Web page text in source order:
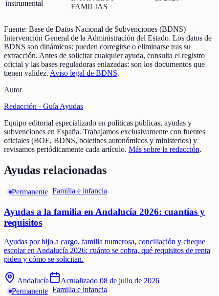
instrumental
FAMILIAS
Fuente: Base de Datos Nacional de Subvenciones (BDNS) —
Intervención General de la Administración del Estado. Los datos de
BDNS son dinámicos: pueden corregirse o eliminarse tras su
extracción. Antes de solicitar cualquier ayuda, consulta el registro
oficial y las bases reguladoras enlazadas: son los documentos que
tienen validez. Aviso legal de BDNS.
Autor
Redacción · Guía Ayudas
Equipo editorial especializado en políticas públicas, ayudas y
subvenciones en España. Trabajamos exclusivamente con fuentes
oficiales (BOE, BDNS, boletines autonómicos y ministerios) y
revisamos periódicamente cada artículo. Más sobre la redacción.
Ayudas relacionadas
Permanente Familia e infancia
Ayudas a la familia en Andalucía 2026: cuantías y
requisitos
Ayudas por hijo a cargo, familia numerosa, conciliación y cheque
escolar en Andalucía 2026: cuánto se cobra, qué requisitos de renta
piden y cómo se solicitan.
Andalucía Actualizado 08 de julio de 2026
Permanente Familia e infancia